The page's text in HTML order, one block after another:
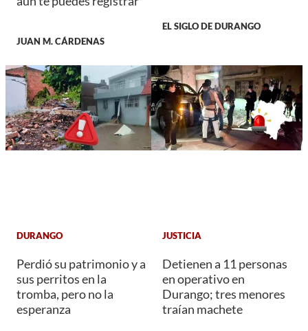
JUAN M. CÁRDENAS
EL SIGLO DE DURANGO
DURANGO
Perdió su patrimonio y a
sus perritos en la
tromba, pero no la
esperanza
JUSTICIA
Detienen a 11 personas
en operativo en
Durango; tres menores
traían machete